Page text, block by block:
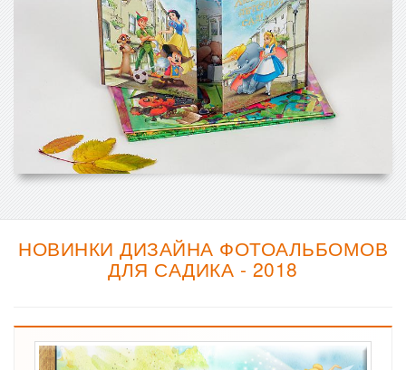
НОВИНКИ ДИЗАЙНА ФОТОАЛЬБОМОВ
ДЛЯ САДИКА - 2018